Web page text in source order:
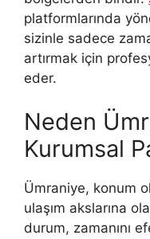
platformlarında
sizinle sadece
artırmak için
eder.
Neden
Kurumsal
Ümraniye, konum
ulaşım akslarına
durum, zamanını